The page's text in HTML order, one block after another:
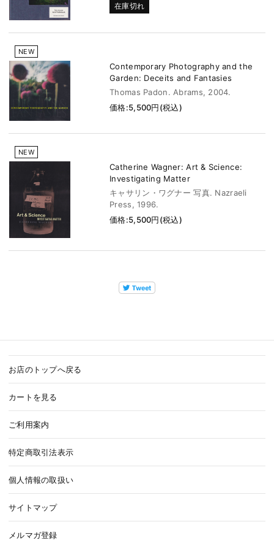
在庫切れ
NEW
Contemporary Photography and the
Garden: Deceits and Fantasies
Thomas Padon. Abrams, 2004.
価格:5,500円(税込)
NEW
Catherine Wagner: Art & Science:
Investigating Matter
キャサリン・ワグナー 写真. Nazraeli
Press, 1996.
価格:5,500円(税込)
お店のトップへ戻る
カートを見る
ご利用案内
特定商取引法表示
個人情報の取扱い
サイトマップ
メルマガ登録